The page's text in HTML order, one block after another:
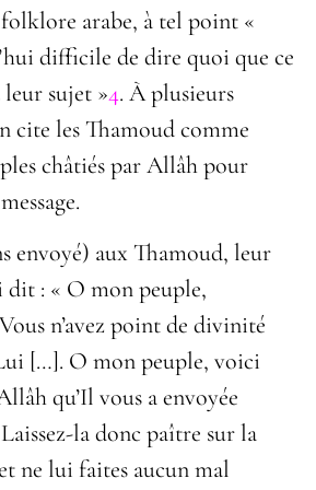
folklore arabe, à tel point «
difficile de dire quoi que ce
sujet »4. À plusieurs
cite les Thamoud comme
châtiés par Allâh pour
envoyé) aux Thamoud, leur
dit : « O mon peuple,
n’avez point de divinité
[…]. O mon peuple, voici
qu’Il vous a envoyée
la donc paître sur la
ne lui faites aucun mal